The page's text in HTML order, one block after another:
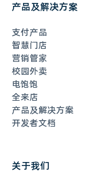
产品及解决方案
支付产品
智慧门店
营销管家
校园外卖
电饱饱
全来店
产品及解决方案
开发者文档
关于我们